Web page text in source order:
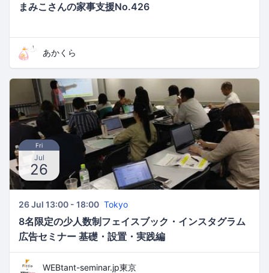
まみこさんの家事支援No.426
あかくら
Fri
Jul
26
26 Jul 13:00 - 18:00 Tokyo
8名限定の少人数制フェイスブック・インスタグラム
広告セミナー 基礎・設置・実践編
WEBtant-seminar.jp東京